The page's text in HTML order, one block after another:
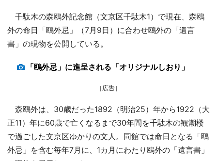
千駄木の森鴎外記念館（文京区千駄木1）で現在、森鴎
外の命日「鴎外忌」（7月9日）に合わせ鴎外の「遺言
書」の現物を公開している。
「鴎外忌」に進呈される「オリジナルしおり」
［広告］
森鴎外は、30歳だった1892（明治25）年から1922（大
正11）年に60歳で亡くなるまで30年間を千駄木の観潮楼
で過ごした文京区ゆかりの文人。同館では命日となる「鴎
外忌」を含む毎年7月に、1カ月にわたり鴎外の「遺言書」